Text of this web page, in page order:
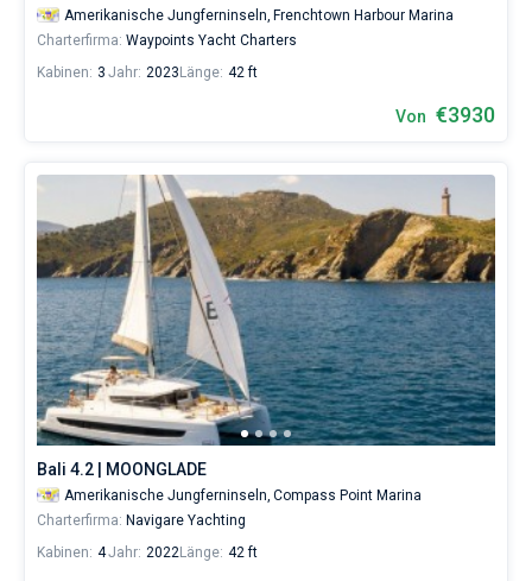
Amerikanische Jungferninseln, Frenchtown Harbour Marina
Charterfirma: Waypoints Yacht Charters
Kabinen: 3 Jahr: 2023 Länge: 42 ft
Von €3930
Bali 4.2 | MOONGLADE
Amerikanische Jungferninseln, Compass Point Marina
Charterfirma: Navigare Yachting
Kabinen: 4Jahr: 2022Länge: 42 ft